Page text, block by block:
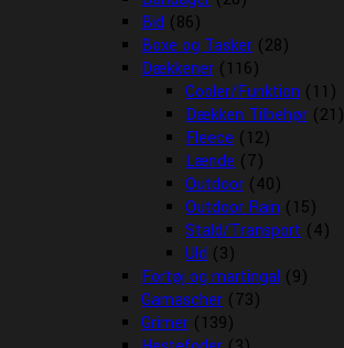
Bid (86)
Boxe og Tasker (28)
Dækkener (116)
Cooler/Funktion (11)
Dækken Tilbehør (21)
Fleece (12)
Lænde (7)
Outdoor (40)
Outdoor Rain (15)
Stald/Transport (4)
Uld (3)
Fortøj og martingal (9)
Gamascher (73)
Grimer (139)